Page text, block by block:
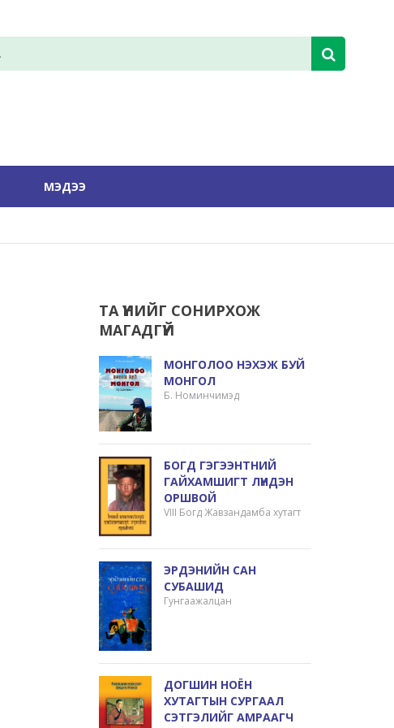
МЭДЭЭ
ТА ҮҮНИЙГ СОНИРХОЖ
МАГАДГҮЙ
МОНГОЛОО НЭХЭЖ БУЙ
МОНГОЛ
Б. Номинчимэд
БОГД ГЭГЭЭНТНИЙ
ГАЙХАМШИГТ ЛҮНДЭН
ОРШВОЙ
VIII Богд Жавзандамба хутагт
ЭРДЭНИЙН САН
СУБАШИД
Гунгаажалцан
ДОГШИН НОЁН
ХУТАГТЫН СУРГААЛ
СЭТГЭЛИЙГ АМРААГЧ